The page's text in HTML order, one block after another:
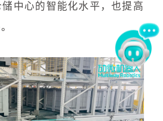
中心的智能化水平，也提高